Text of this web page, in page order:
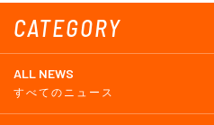
CATEGORY
ALL NEWS
すべてのニュース